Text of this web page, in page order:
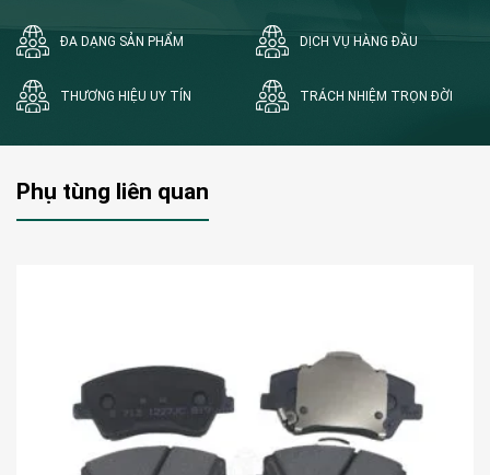
ĐA DẠNG SẢN PHẨM DỊCH VỤ HÀNG ĐẦU
THƯƠNG HIỆU UY TÍN TRÁCH NHIỆM TRỌN ĐỜI
Phụ tùng liên quan